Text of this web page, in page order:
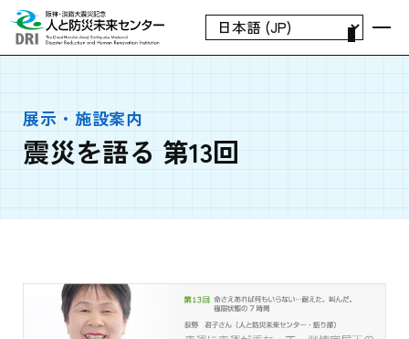
展示・施設案内
震災を語る 第13回